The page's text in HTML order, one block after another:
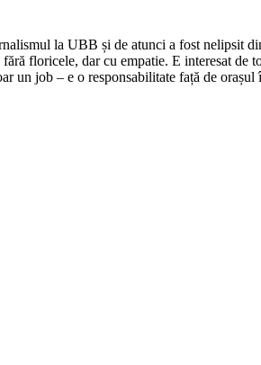
la UBB și de atunci a fost nelipsit
floricele, dar cu empatie. E interesat
job – e o responsabilitate față de orașul